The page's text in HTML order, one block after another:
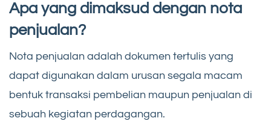
Apa yang dimaksud dengan nota
penjualan?
Nota penjualan adalah dokumen tertulis yang
dapat digunakan dalam urusan segala macam
bentuk transaksi pembelian maupun penjualan di
sebuah kegiatan perdagangan.